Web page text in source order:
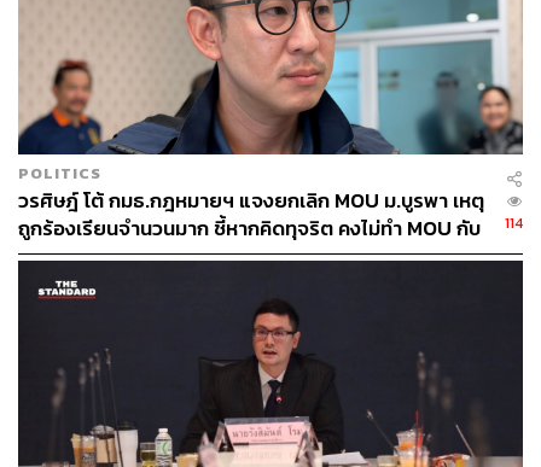
พล.ต.ต. ฉัตรวรรษชี้ว่า การกระทำนี้เข้าข่ายความผิดตาม
ประมวลกฎหมายอาญามาตรา 112 ไม่ใช่การวิพากษ์วิจารณ์
ตามปกติ แต่เป็นการโยงสี โยงบุคคลรอบสถาบันฯ แบบมีนัย
ยะซ่อนเร้นในลักษณะ ‘ตีวัวกระทบคราด’ เพื่อเลี่ยงกฎหมาย
เป็นความพยายามใช้วาทกรรมในการลดความเชื่อมั่นจาก
ประชาชนต่อเสาหลักของบ้านเมือง
โดยเฉพาะการสร้างความเข้าใจผิดต่อองคมนตรีว่า มีการ
เข้าแทรกแซง สั่งการรัฐบาลการกระทำไม่ชอบด้วยกฎหมาย
มีการแสดงความเห็นนำไปสู่การสร้างกระแสสังคมที่วิจารณ์
องคมนตรี เพื่อให้ประชาชนไม่ยอมรับองคมนตรีนำไปสู่การ
เสนอข้อเรียกร้องให้ยกเลิกองคมนตรี เป็นการเสนอที่ก้าวล่วง
สถาบันพระมหากษัตริย์ เป็นการแสดงเจตนาที่ส่งผลกระทบ
ต่อพระมหากษัตริย์อย่างชัดเจน
POLITICS
วรศิษฎ์ โต้ กมธ.กฎหมายฯ แจงยกเลิก MOU ม.บูรพา เหตุ
ถูกร้องเรียนจำนวนมาก ชี้หากคิดทุจริต คงไม่ทำ MOU กับ
5 หน่วยงาน
114